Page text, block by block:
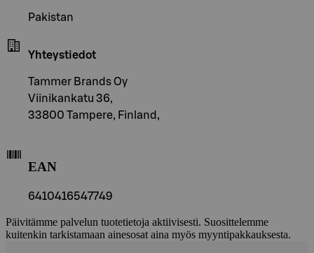
Pakistan
Yhteystiedot
Tammer Brands Oy
Viinikankatu 36,
33800 Tampere, Finland,
EAN
6410416547749
Päivitämme palvelun tuotetietoja aktiivisesti. Suosittelemme
kuitenkin tarkistamaan ainesosat aina myös myyntipakkauksesta.